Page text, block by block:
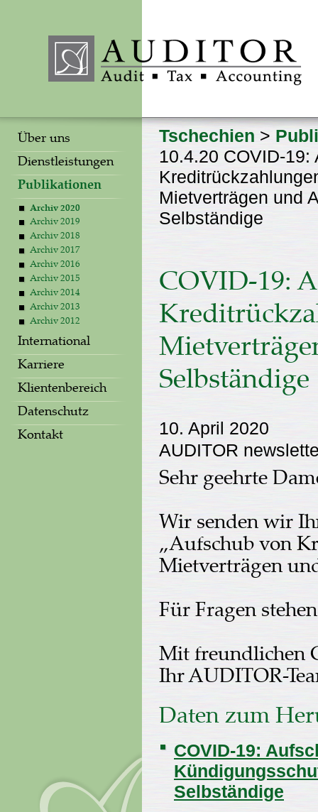
Über uns
Dienstleistungen
Publikationen
Archiv 2020
Archiv 2019
Archiv 2018
Archiv 2017
Archiv 2016
Archiv 2015
Archiv 2014
Archiv 2013
Archiv 2012
International
Karriere
Klientenbereich
Datenschutz
Kontakt
Tschechien >
10.4.20 COVID-19:
Mietverträgen und
Selbständige
COVID-19:
Selbständige
10. April 2020
AUDITOR
Sehr geehrte
Wir senden wir Ih
„Aufschub von
Mietverträgen
Für Fragen
Mit freundlichen
Ihr AUDITOR-
Daten zum
COVID-19:
Selbständige